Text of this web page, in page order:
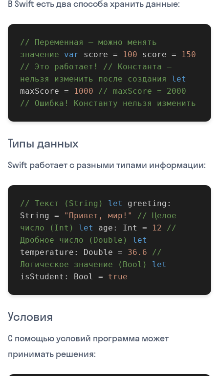
В Swift есть два способа хранить данные:
// Переменная — можно менять
значение
var score = 100 score =
150
// Это работает!
// Константа —
нельзя изменить после создания
let
maxScore =
1000
// maxScore = 2000
// Ошибка! Константу нельзя изменить
Типы данных
Swift работает с разными типами информации:
// Текст (String) let
greeting:
String =
"Привет, мир!"
// Целое
число (Int)
let age: Int = 12
//
Дробное число (Double)
let
temperature: Double = 36.6
//
Логическое значение (Bool)
let
isStudent: Bool = true
Условия
С помощью условий программа может
принимать решения: